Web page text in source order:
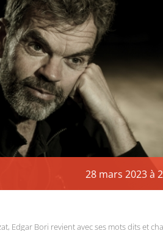
28 mars 2023 à
Edgar Bori revient avec ses mots dits et